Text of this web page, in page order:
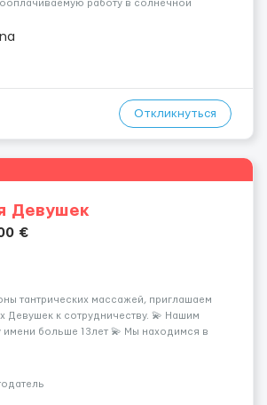
работу в солнечной
— это предложение для тебя! 🔹
от ...
Откликнуться
Девушек
€
тантрических массажей, приглашаем
Девушек к сотрудничеству. 💫 Нашим
больше 13лет 💫 Мы находимся в
гарантируем Наличие работы. Поток 💝